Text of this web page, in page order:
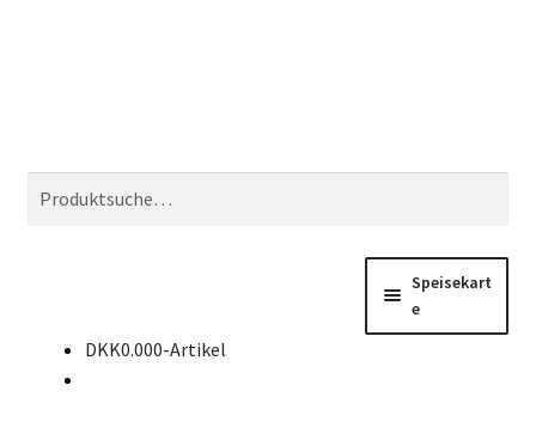
Speisekart
e
DKK0.000-Artikel